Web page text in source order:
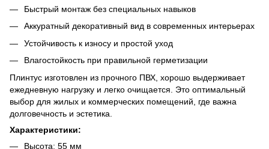
Быстрый монтаж без специальных навыков
Аккуратный декоративный вид в современных интерьерах
Устойчивость к износу и простой уход
Влагостойкость при правильной герметизации
Плинтус изготовлен из прочного ПВХ, хорошо выдерживает
ежедневную нагрузку и легко очищается. Это оптимальный
выбор для жилых и коммерческих помещений, где важна
долговечность и эстетика.
Характеристики:
Высота: 55 мм